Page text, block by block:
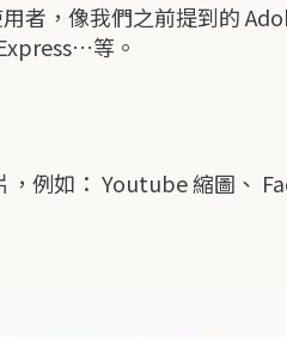
者，像我們之前提到的
等。
例如： Youtube 縮圖、